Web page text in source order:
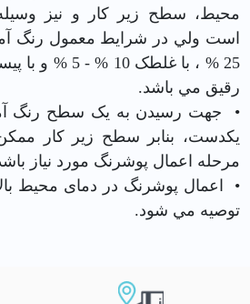
محیط، سطح زیر کار و نیز
رقیق مي باشد.
• جهت رسیدن به یک سطح رنگ
مرحله اعمال پوشرنگ مورد نياز
توصيه مي شود.